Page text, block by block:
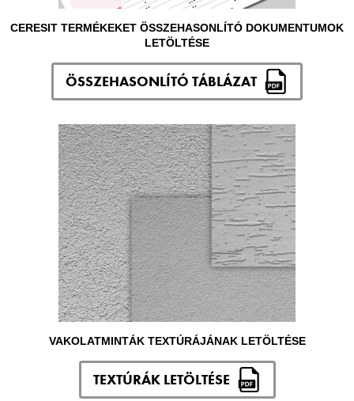
CERESIT TERMÉKEKET ÖSSZEHASONLÍTÓ DOKUMENTUMOK
LETÖLTÉSE
ÖSSZEHASONLÍTÓ TÁBLÁZAT
VAKOLATMINTÁK TEXTÚRÁJÁNAK LETÖLTÉSE
TEXTÚRÁK LETÖLTÉSE